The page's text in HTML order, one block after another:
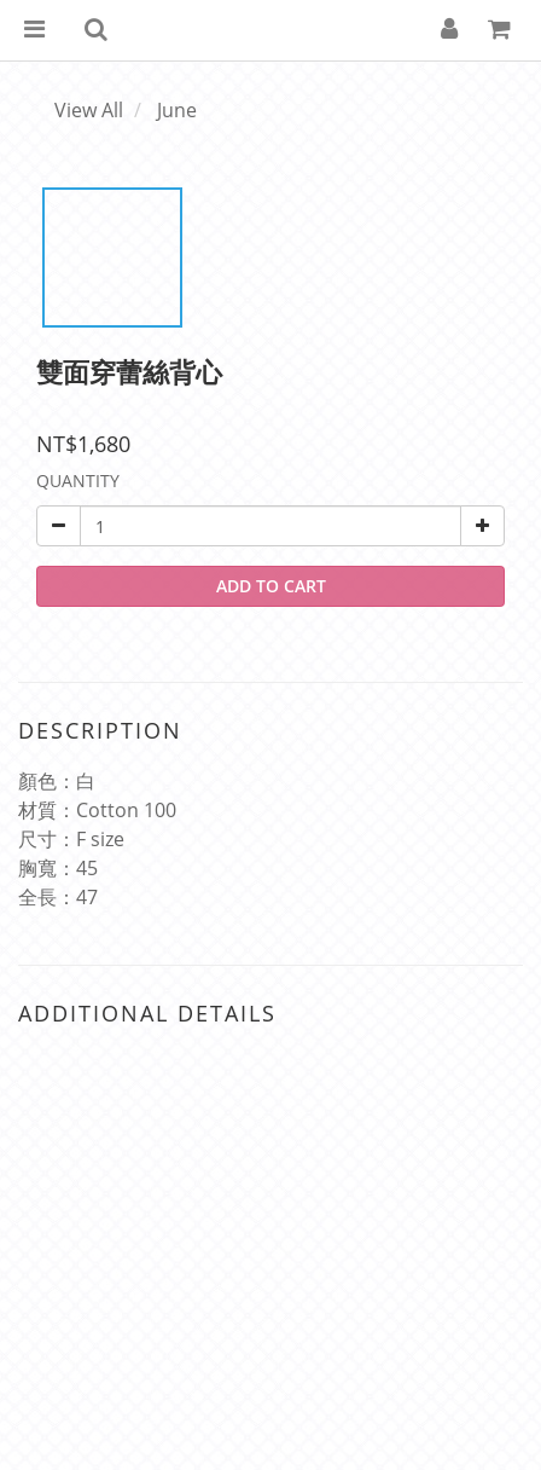
View All June
雙面穿蕾絲背心
NT$1,680
QUANTITY
ADD TO CART
DESCRIPTION
顏色：白
材質： Cotton 100
尺寸： F size
胸寬： 45
全長： 47
ADDITIONAL DETAILS